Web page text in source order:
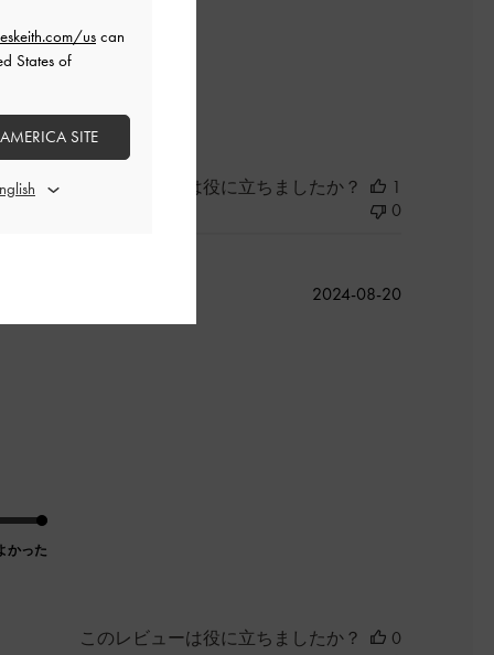
このレビューは役に立ちましたか？
1
0
かった
公
2024-08-20
このレビューは役に立ちましたか？
0
uscan
States of
SITE